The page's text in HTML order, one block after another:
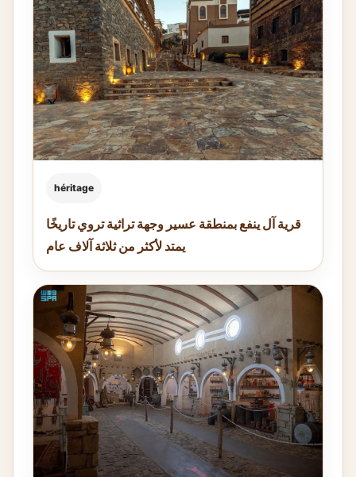
héritage
قرية آل ينفع بمنطقة عسير وجهة تراثية تروي تاريخًا
يمتد لأكثر من ثلاثة آلاف عام